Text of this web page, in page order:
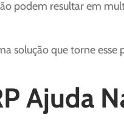
podem resultar em
solução que torne esse
Ajuda